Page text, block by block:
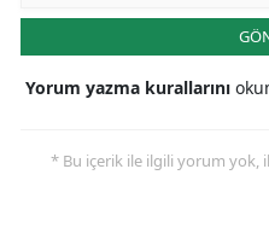
Yorum yazma kurallarını
* Bu içerik ile ilgili yorum yok,